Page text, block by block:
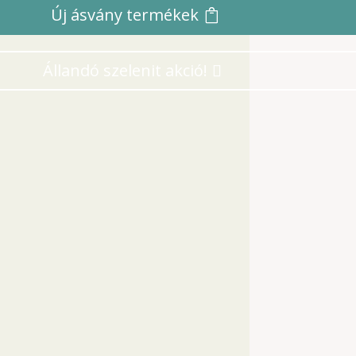
Új ásvány termékek
Állandó szelenit akció!